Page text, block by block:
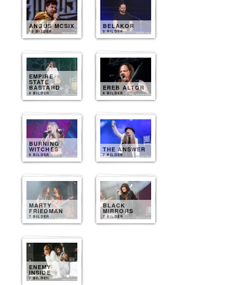
ANGUS MCSIX
10 BILDER
BELAKOR
9 BILDER
EMPIRE
STATE
BASTARD
8 BILDER
EREB ALTOR
8 BILDER
BURNING
WITCHES
8 BILDER
THE ANSWER
7 BILDER
MARTY
FRIEDMAN
7 BILDER
BLACK
MIRRORS
7 BILDER
ENEMY
INSIDE
7 BILDER